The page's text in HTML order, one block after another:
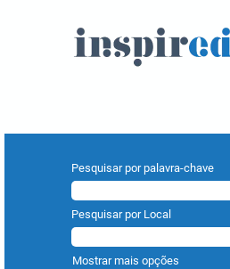
Pesquisar por palavra-chave
Pesquisar por Local
Mostrar mais opções